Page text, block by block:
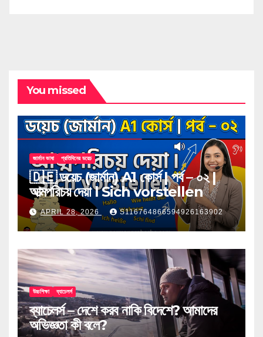
You missed
জার্মান ভাষা প্রতিদিনের ডয়েচ
🇩🇪 ডয়েচ (জার্মান) A1 কোর্স | পর্ব – ০২ |
আত্মপরিচয় দেয়া l Sich vorstellen
APRIL 28, 2026 S116764866594926163902
উচ্চশিক্ষা ব্যাচেলর্স
ব্যাচেলর্স – দেশে করব নাকি বিদেশে? আমাদের
অভিজ্ঞতা কী বলে?